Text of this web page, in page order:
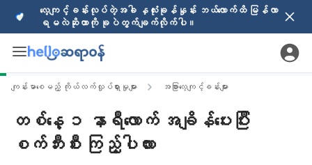
လေ့ကျင့်ခန်းလုပ်တဲ့အခါ နှလုံးခုန်နှုန်း ဘယ်လောက်ထိ မြန်လာ
ရမလဲဆိုတာကို ခုပဲတွက်ချက်လိုက်ပါ။
ကျန်းမာစေမည့် ကိုယ်လက်လှုပ်ရှားမှုများ အခြားလေ့ကျင့်ခန်းများ
တစ်နေ့ ၁ နာရီလောက် အချိန်ပေးပြီး
စက်ဘီးစီး ကြည့်ပါလား